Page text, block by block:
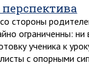
стороны
ограниченны:
ученика к
с опорными